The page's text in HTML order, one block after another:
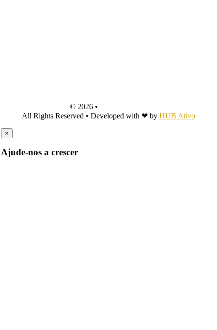
© 2026 •
All Rights Reserved • Developed with ❤ by HUB Ativo
×
Ajude-nos a crescer